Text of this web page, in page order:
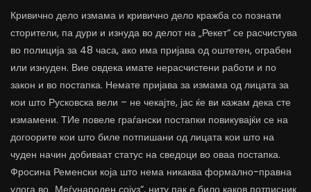
Кривично дело измама и кривично дело кражба со познати
сторители, па дури и изнуда во делот на „Рекет“ се расчистува
во полиција за 48 часа, ако има пријава од оштетен, ограбен
или изнуден. Вие овдека имате нерасчистени работи и по
закон и во постапка. Немате пријава за измама од лицата за
кои што Русковска вели – не чекајте, јас ќе ви кажам дека сте
измамени. ТИе повеле граѓански постапки повикувајќи се на
догоорите кои што биле потпишани од лицата кои што на
чуден начин добиваат статус на сведоци во оваа постапка.
Фросина Ременски која што нема никаква формално-правна
улога во „Меѓународен сојуз“, ниту пак е било каков потписник